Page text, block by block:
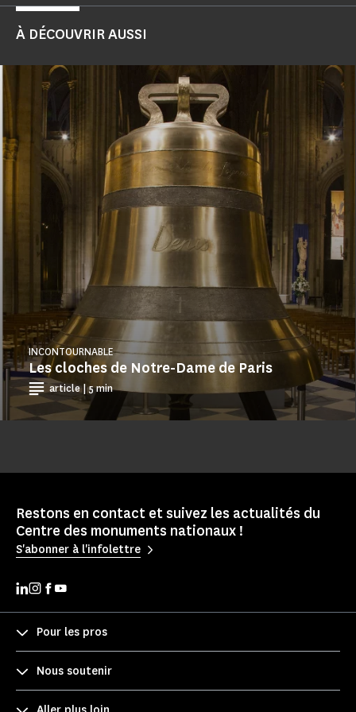
À DÉCOUVRIR AUSSI
Les cloches de Notre-Dame de Paris
INCONTOURNABLE
article | 5 min
Restons en contact et suivez les actualités du
Centre des monuments nationaux !
S'abonner à l'infolettre
Pour les pros
Nous soutenir